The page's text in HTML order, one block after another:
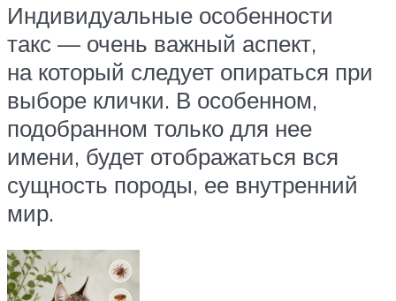
Индивидуальные особенности
такс — очень важный аспект,
на который следует опираться при
выборе клички. В особенном,
подобранном только для нее
имени, будет отображаться вся
сущность породы, ее внутренний
мир.